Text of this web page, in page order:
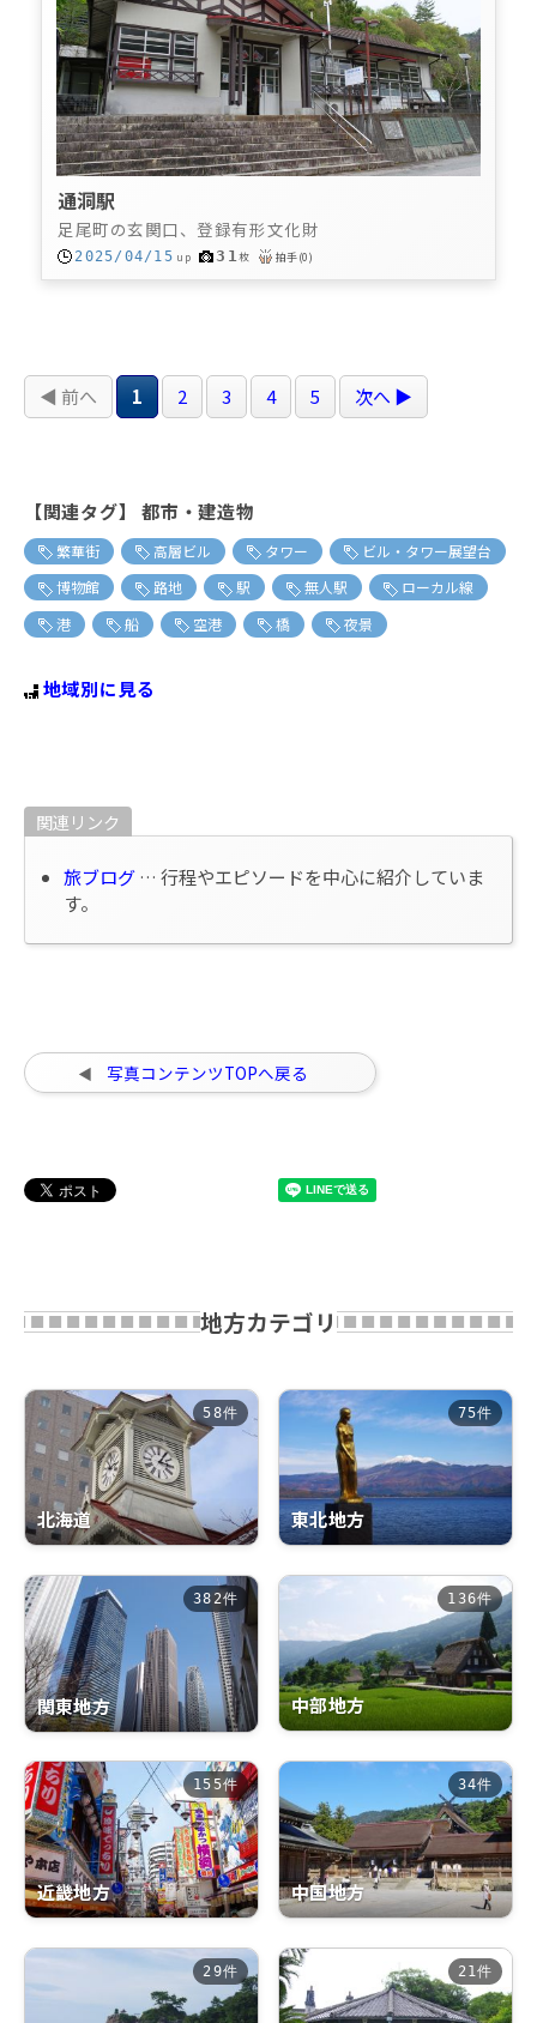
通洞駅
足尾町の玄関口、登録有形文化財
2025/04/15 up 31枚 拍手(0)
◀ 前へ 1 2 3 4 5 次へ ▶
【関連タグ】 都市・建造物
繁華街 高層ビル タワー
ビル・タワー展望台
博物館
路地 駅 無人駅
ローカル線
港
船 空港 橋 夜景
地域別に見る
関連リンク
旅ブログ… 行程やエピソードを中心に紹介していま
す。
写真コンテンツTOPへ戻る
地方カテゴリ
58件
北海道
75件
東北地方
382件
関東地方
136件
中部地方
155件
近畿地方
34件
中国地方
29件 21件